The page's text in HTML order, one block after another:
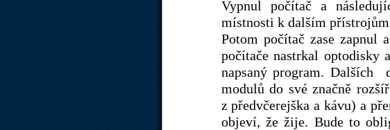
Vypnul počítač a
místnosti k dalším
Potom počítač zase zapnul
počítače nastrkal
napsaný program. Dalších
modulů do své značně
z předvčerejška a kávu) a
objeví, že žije. Bude to